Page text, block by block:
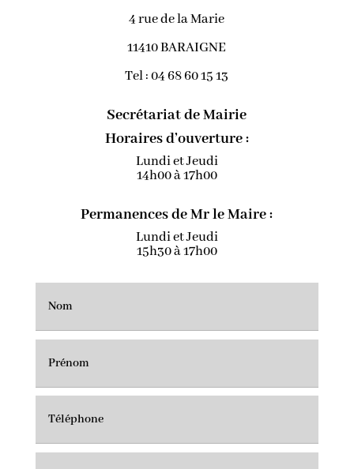
4 rue de la Marie
11410 BARAIGNE
Tel : 04 68 60 15 13
Secrétariat de Mairie
Horaires d’ouverture :
Lundi et Jeudi
14h00 à 17h00
Permanences de Mr le Maire :
Lundi et Jeudi
15h30 à 17h00